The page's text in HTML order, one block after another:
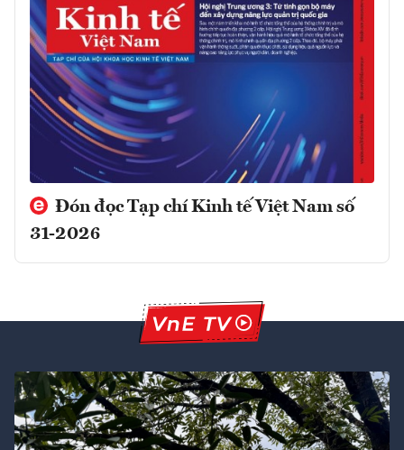
Đón đọc Tạp chí Kinh tế Việt Nam số
31-2026